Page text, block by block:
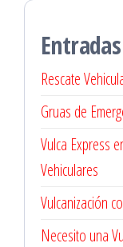
Rescate
Gruas de
Vulca Express
Vehiculares
Vulcanización
Necesito una